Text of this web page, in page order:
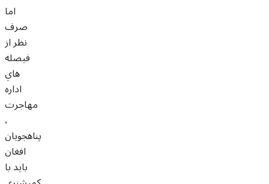
اما
صرف
نظر از
فيصله
هاي
اداره
مهاجرت
،
پناهجويان
افغان
بايد با